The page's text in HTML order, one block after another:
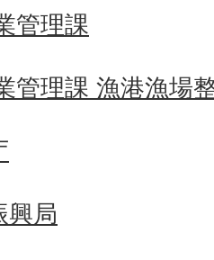
管理課
管理課 漁港漁場
興局